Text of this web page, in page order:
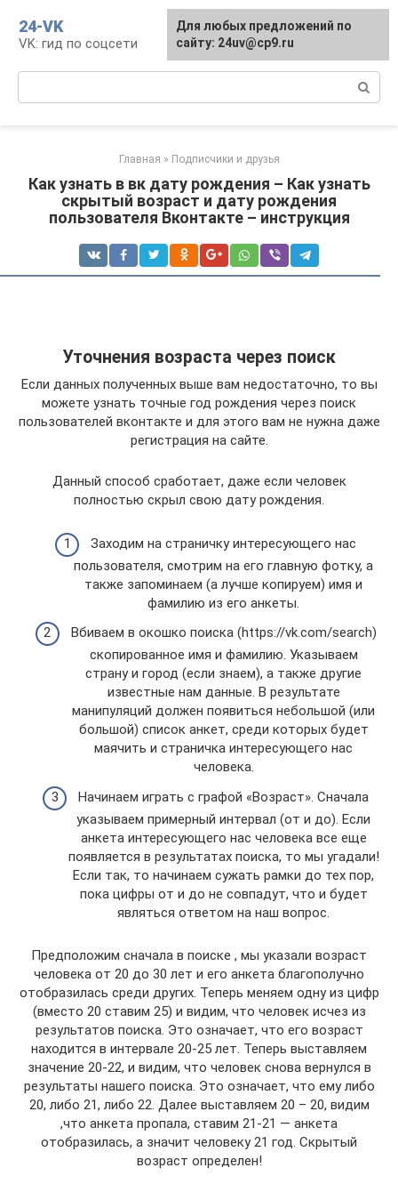
контенту
24-VK
VK: гид по соцсети
Главная » Подписчики и друзья
Как узнать в вк дату рождения – Как узнать
скрытый возраст и дату рождения
пользователя Вконтакте – инструкция
Уточнения возраста через поиск
Если данных полученных выше вам недостаточно, то вы
можете узнать точные год рождения через поиск
пользователей вконтакте и для этого вам не нужна даже
регистрация на сайте.
Данный способ сработает, даже если человек
полностью скрыл свою дату рождения.
Заходим на страничку интересующего нас
пользователя, смотрим на его главную фотку, а
также запоминаем (а лучше копируем) имя и
фамилию из его анкеты.
Вбиваем в окошко поиска (https://vk.com/search)
скопированное имя и фамилию. Указываем
страну и город (если знаем), а также другие
известные нам данные. В результате
манипуляций должен появиться небольшой (или
большой) список анкет, среди которых будет
маячить и страничка интересующего нас
человека.
Начинаем играть с графой «Возраст». Сначала
указываем примерный интервал (от и до). Если
анкета интересующего нас человека все еще
появляется в результатах поиска, то мы угадали!
Если так, то начинаем сужать рамки до тех пор,
пока цифры от и до не совпадут, что и будет
являться ответом на наш вопрос.
Предположим сначала в поиске , мы указали возраст
человека от 20 до 30 лет и его анкета благополучно
отобразилась среди других. Теперь меняем одну из цифр
(вместо 20 ставим 25) и видим, что человек исчез из
результатов поиска. Это означает, что его возраст
находится в интервале 20-25 лет. Теперь выставляем
значение 20-22, и видим, что человек снова вернулся в
результаты нашего поиска. Это означает, что ему либо
20, либо 21, либо 22. Далее выставляем 20 – 20, видим
,что анкета пропала, ставим 21-21 — анкета
отобразилась, а значит человеку 21 год. Скрытый
возраст определен!
Для любых предложений по
сайту: 24uv@cp9.ru